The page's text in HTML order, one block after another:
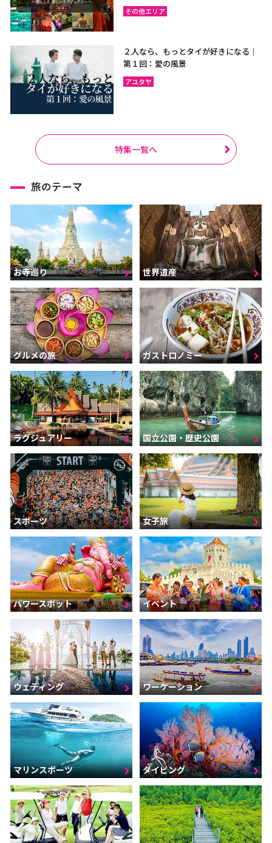
その他エリア
２人なら、もっとタイが好きになる｜
第１回：愛の風景
アユタヤ
特集一覧へ
旅のテーマ
お寺巡り 世界遺産
グルメの旅 ガストロノミー
ラグジュアリー 国立公園・歴史公園
スポーツ 女子旅
パワースポット イベント
ウェディング ワーケーション
マリンスポーツ ダイビング